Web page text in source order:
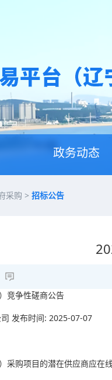
政务动态
采购 > 招标公告
竞争性磋商公告
发布时间: 2025-07-07
采购项目的潜在供应商应